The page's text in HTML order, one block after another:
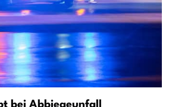
bei Abbiegeunfall